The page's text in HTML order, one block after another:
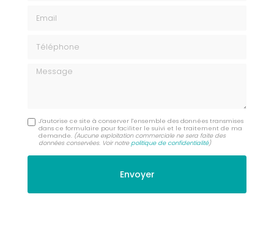
Message
J'autorise ce site à conserver l'ensemble des données transmises
dans ce formulaire pour faciliter le suivi et le traitement de ma
demande. (Aucune exploitation commerciale ne sera faite des
données conservées. Voir notrepolitique de confidentialité)